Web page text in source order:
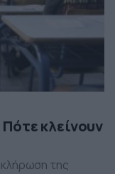
κλείνουν
της